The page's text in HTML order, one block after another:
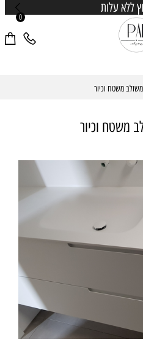
ללא עלות
0
משטח וכיור
משטח וכיור